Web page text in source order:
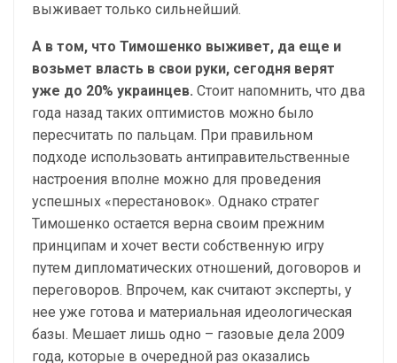
выживает только сильнейший.
А в том, что Тимошенко выживет, да еще и
возьмет власть в свои руки, сегодня верят
уже до 20% украинцев. Стоит напомнить, что два
года назад таких оптимистов можно было
пересчитать по пальцам. При правильном
подходе использовать антиправительственные
настроения вполне можно для проведения
успешных «перестановок». Однако стратег
Тимошенко остается верна своим прежним
принципам и хочет вести собственную игру
путем дипломатических отношений, договоров и
переговоров. Впрочем, как считают эксперты, у
нее уже готова и материальная идеологическая
базы. Мешает лишь одно – газовые дела 2009
года, которые в очередной раз оказались